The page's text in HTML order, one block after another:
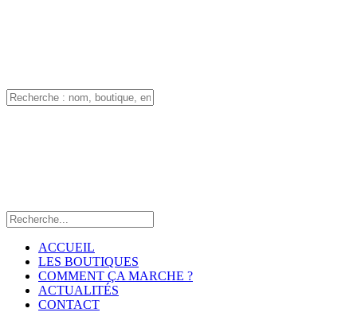
ACCUEIL
LES BOUTIQUES
COMMENT ÇA MARCHE ?
ACTUALITÉS
CONTACT